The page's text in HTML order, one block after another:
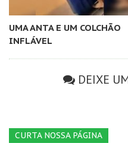
UMA ANTA E UM COLCHÃO
INFLÁVEL
DEIXE
CURTA NOSSA PÁGINA